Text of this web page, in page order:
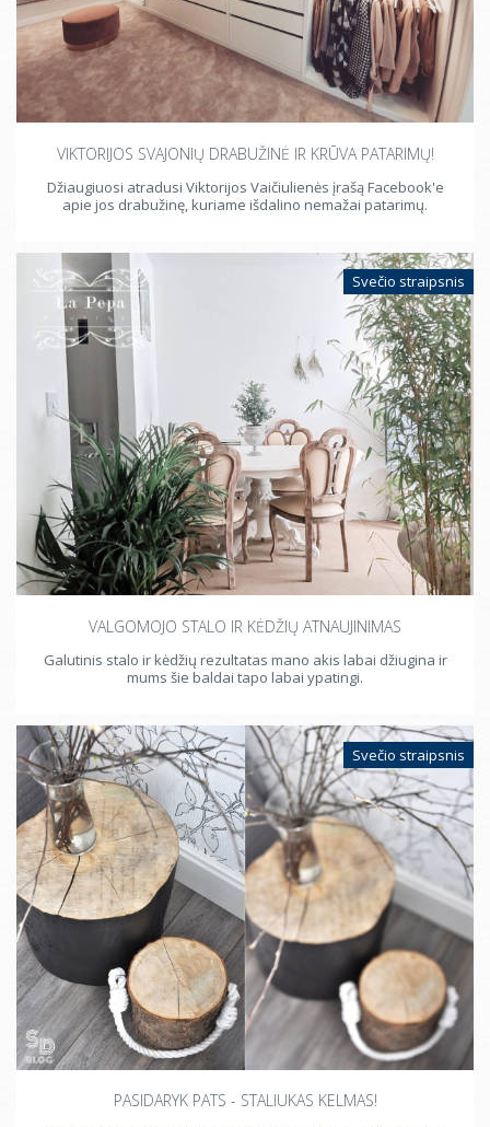
VIKTORIJOS SVAJONIŲ DRABUŽINĖ IR KRŪVA PATARIMŲ!
Džiaugiuosi atradusi Viktorijos Vaičiulienės įrašą Facebook'e
apie jos drabužinę, kuriame išdalino nemažai patarimų.
Svečio straipsnis
VALGOMOJO STALO IR KĖDŽIŲ ATNAUJINIMAS
Galutinis stalo ir kėdžių rezultatas mano akis labai džiugina ir
mums šie baldai tapo labai ypatingi.
Svečio straipsnis
PASIDARYK PATS - STALIUKAS KELMAS!